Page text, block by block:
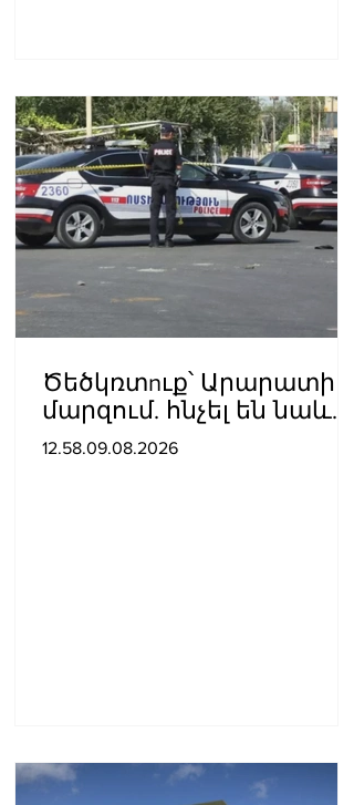
Ծեծկռտnւք՝ Արարատի
մարզում. հնչել են նաև
կրակnցներ, կան 10-ից
12.58.09.08.2026